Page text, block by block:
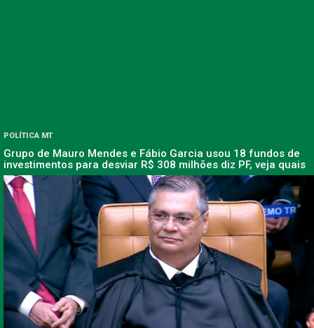
POLÍTICA MT
Grupo de Mauro Mendes e Fábio Garcia usou 18 fundos de
investimentos para desviar R$ 308 milhões diz PF, veja quais